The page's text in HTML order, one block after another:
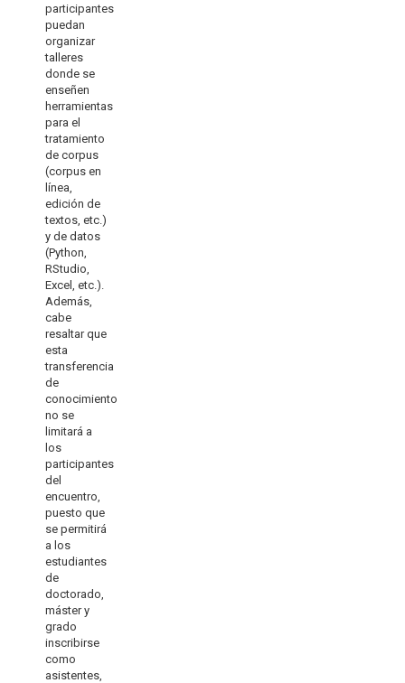
participantes
puedan
organizar
talleres
donde se
enseñen
herramientas
para el
tratamiento
de corpus
(corpus en
línea,
edición de
textos, etc.)
y de datos
(Python,
RStudio,
Excel, etc.).
Además,
cabe
resaltar que
esta
transferencia
de
conocimiento
no se
limitará a
los
participantes
del
encuentro,
puesto que
se permitirá
a los
estudiantes
de
doctorado,
máster y
grado
inscribirse
como
asistentes,